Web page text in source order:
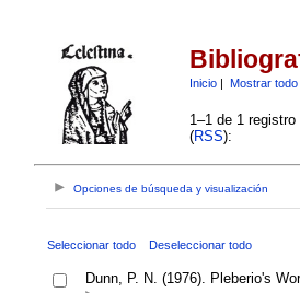
Inicio| Mostrar todo
1–1 de 1
(RSS):
Opciones de búsqueda y visualización
Seleccionar todo Deseleccionar todo
Dunn, P. N. (1976). Pleberio's